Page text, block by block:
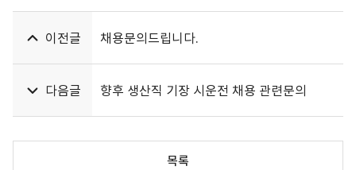
이전글 채용문의드립니다.
다음글 향후 생산직 기장 시운전 채용 관련문의
목록